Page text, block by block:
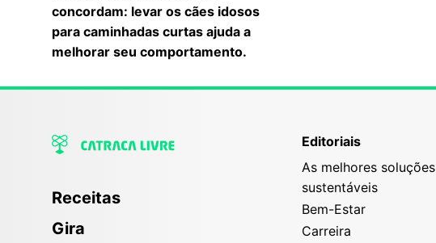
concordam: levar os cães idosos
para caminhadas curtas ajuda a
melhorar seu comportamento.
Receitas
Gira
Editoriais
As melhores soluções
sustentáveis
Bem-Estar
Carreira